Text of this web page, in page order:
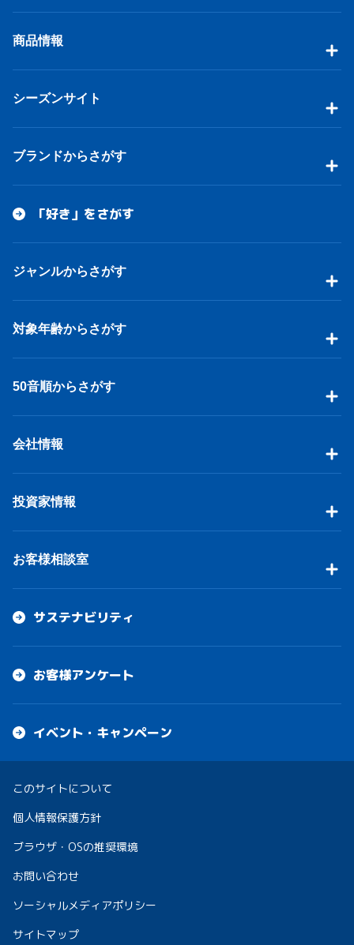
商品情報
シーズンサイト
ブランドからさがす
「好き」をさがす
ジャンルからさがす
対象年齢からさがす
50音順からさがす
会社情報
投資家情報
お客様相談室
サステナビリティ
お客様アンケート
イベント・キャンペーン
このサイトについて
個人情報保護方針
ブラウザ・OSの推奨環境
お問い合わせ
ソーシャルメディアポリシー
サイトマップ